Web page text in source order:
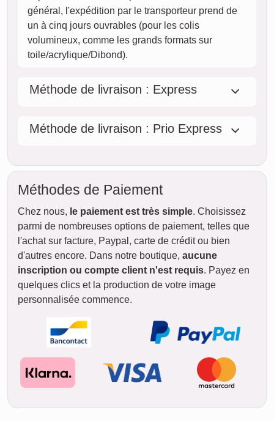
lun.
10. août
mer.
entre
jeu. 13. août.
et mer. 19. août.
jeu.
ven.
sam.
15. août
dim.
16. août
lun.
Rapide & Pratique
Si vous êtes pressé, commandez
simplement laversion
haute résolution vous parvient